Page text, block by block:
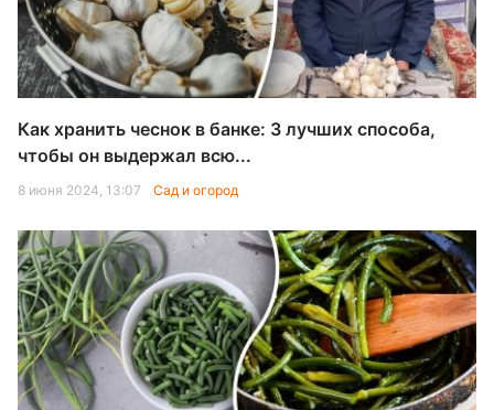
Как хранить чеснок в банке: 3 лучших способа,
чтобы он выдержал всю...
8 июня 2024, 13:07 Сад и огород